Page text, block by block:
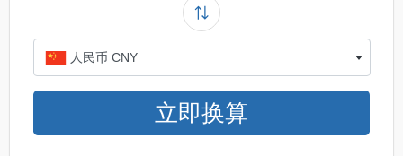
人民币 CNY
立即换算